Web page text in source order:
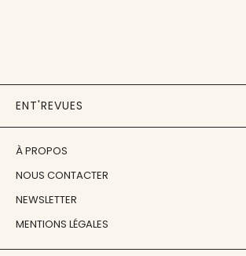
ENT'REVUES
À PROPOS
NOUS CONTACTER
NEWSLETTER
MENTIONS LÉGALES